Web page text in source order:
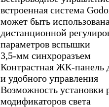
встроенная система
может быть
дистанционной
параметров вспышки
3,5-мм синхроразъем
Контрастная ЖК-панель
и удобного управления
Возможность установки
модификаторов света